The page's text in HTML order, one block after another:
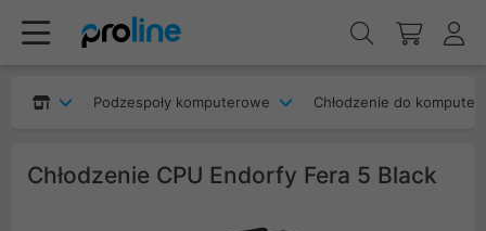
Podzespoły komputerowe Chłodzenie do
Chłodzenie CPU Endorfy Fera 5 Black